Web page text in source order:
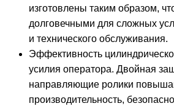
изготовлены таким образом,
долговечными для сложных
и технического обслуживания.
Эффективность
усилия оператора. Двойная
направляющие ролики
производительность,